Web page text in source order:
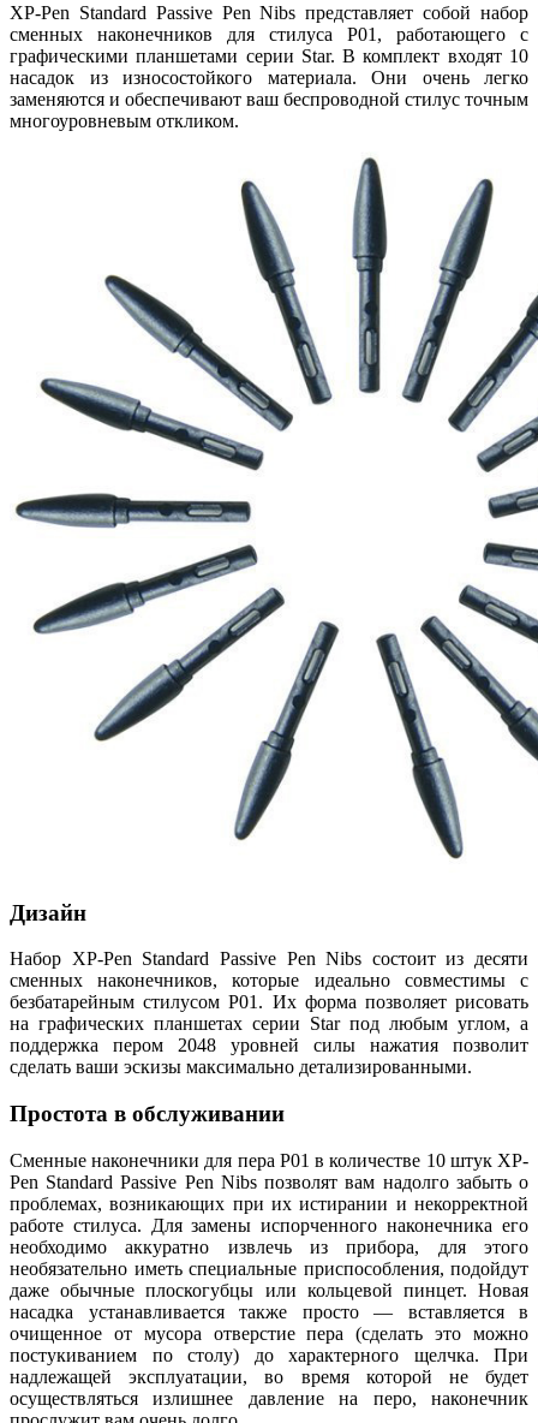
XP-Pen Standard Passive Pen Nibs представляет собой набор
сменных наконечников для стилуса P01, работающего с
графическими планшетами серии Star. В комплект входят 10
насадок из износостойкого материала. Они очень легко
заменяются и обеспечивают ваш беспроводной стилус точным
многоуровневым откликом.
Дизайн
Набор XP-Pen Standard Passive Pen Nibs состоит из десяти
сменных наконечников, которые идеально совместимы с
безбатарейным стилусом P01. Их форма позволяет рисовать
на графических планшетах серии Star под любым углом, а
поддержка пером 2048 уровней силы нажатия позволит
сделать ваши эскизы максимально детализированными.
Простота в обслуживании
Сменные наконечники для пера P01 в количестве 10 штук XP-
Pen Standard Passive Pen Nibs позволят вам надолго забыть о
проблемах, возникающих при их истирании и некорректной
работе стилуса. Для замены испорченного наконечника его
необходимо аккуратно извлечь из прибора, для этого
необязательно иметь специальные приспособления, подойдут
даже обычные плоскогубцы или кольцевой пинцет. Новая
насадка устанавливается также просто — вставляется в
очищенное от мусора отверстие пера (сделать это можно
постукиванием по столу) до характерного щелчка. При
надлежащей эксплуатации, во время которой не будет
осуществляться излишнее давление на перо, наконечник